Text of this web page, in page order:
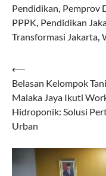
Pendidikan, Pemprov
PPPK, Pendidikan
Transformasi Jakarta,
Navigasi
pos
⟵
Belasan Kelompok Tani
Malaka Jaya Ikuti
Hidroponik: Solusi
Urban